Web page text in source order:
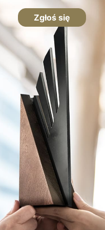
Zgłoś się